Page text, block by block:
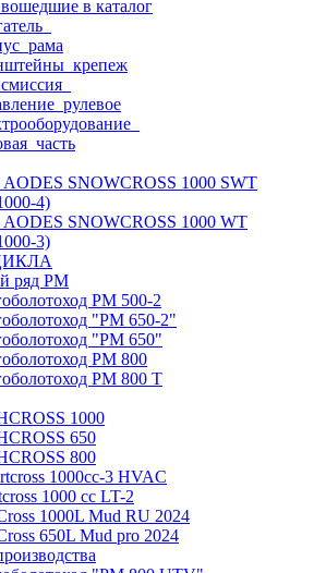
в каталог
AODES SNOWCROSS 1000 SWT
4)
AODES SNOWCROSS 1000 WT
3)
ряд РМ
РМ 500-2
"РМ 650-2"
"РМ 650"
РМ 800
РМ 800 Т
1000
650
800
1000cc-3 HVAC
1000 cc LT-2
1000L Mud RU 2024
650L Mud pro 2024